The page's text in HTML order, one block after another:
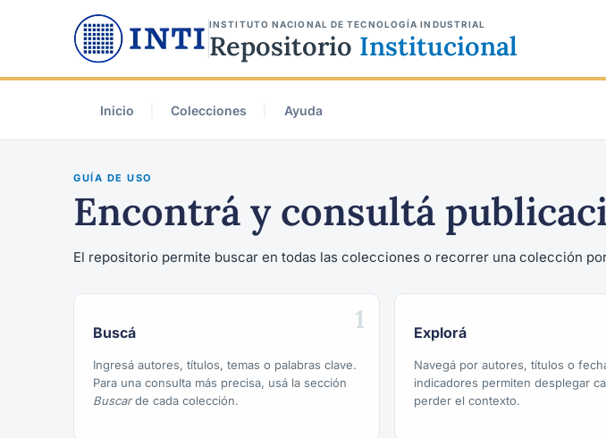
INSTITUTO NACIONAL DE TECNOLOGÍA INDUSTRIAL
Repositorio Institucional
Inicio Colecciones Ayuda
GUÍA DE USO
Encontrá y consultá
El repositorio permite buscar en todas las colecciones o recorrer una colección
1
Buscá
Ingresá autores, títulos, temas o palabras clave.
Para una consulta más precisa, usá la sección
Buscarde cada colección.
Explorá
Navegá por autores, títulos o
indicadores permiten desplegar
perder el contexto.